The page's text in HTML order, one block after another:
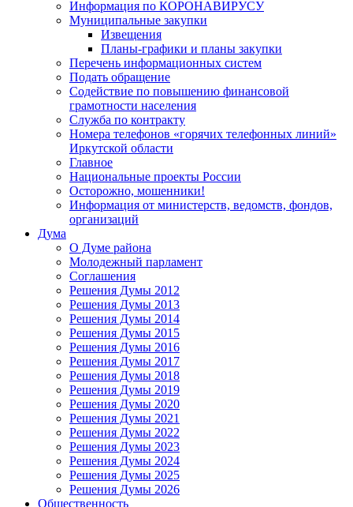
Информация по КОРОНАВИРУСУ
Муниципальные закупки
Извещения
Планы-графики и планы закупки
Перечень информационных систем
Подать обращение
Содействие по повышению финансовой
грамотности населения
Служба по контракту
Номера телефонов «горячих телефонных линий»
Иркутской области
Главное
Национальные проекты России
Осторожно, мошенники!
Информация от министерств, ведомств, фондов,
организаций
Дума
О Думе района
Молодежный парламент
Соглашения
Решения Думы 2012
Решения Думы 2013
Решения Думы 2014
Решения Думы 2015
Решения Думы 2016
Решения Думы 2017
Решения Думы 2018
Решения Думы 2019
Решения Думы 2020
Решения Думы 2021
Решения Думы 2022
Решения Думы 2023
Решения Думы 2024
Решения Думы 2025
Решения Думы 2026
Общественность